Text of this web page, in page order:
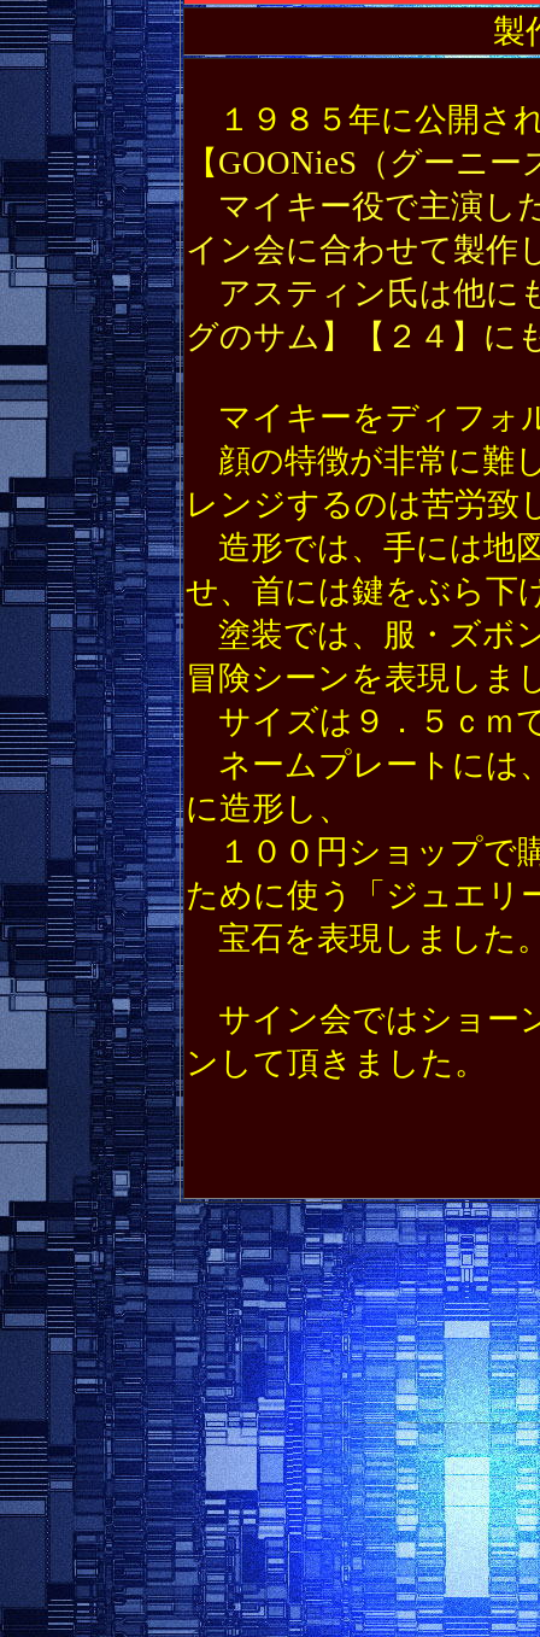
製
１９８５年に公開さ
【 GOONieS（グーニー
マイキー役で主演し
イン会に合わせて製作
アスティン氏は他に
グのサム】【２４】に
マイキーをディフォ
顔の特徴が非常に難
レンジするのは苦労
造形では、手には地
せ、首には鍵をぶら下
塗装では、服・ズボ
冒険シーンを表現しま
サイズは９．５ｃｍ
ネームプレートには
に造形し、
１００円ショップで
ために使う「ジュエリ
宝石を表現しました
サイン会ではショー
ンして頂きました。